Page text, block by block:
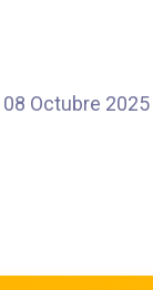
08 Octubre 2025